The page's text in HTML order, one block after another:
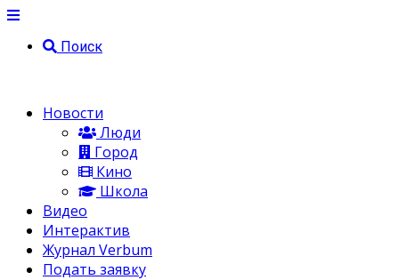
Поиск
Новости
Люди
Город
Кино
Школа
Видео
Интерактив
Журнал Verbum
Подать заявку